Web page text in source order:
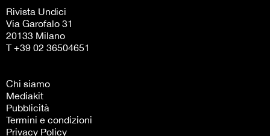
Rivista Undici
Via Garofalo 31
20133 Milano
T +39 02 36504651
Chi siamo
Mediakit
Pubblicità
Termini e condizioni
Privacy Policy